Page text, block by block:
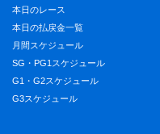
本日のレース
本日の払戻金一覧
月間スケジュール
SG・PG1スケジュール
G1・G2スケジュール
G3スケジュール